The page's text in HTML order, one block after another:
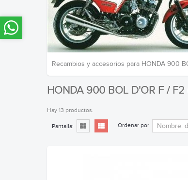
Recambios y accesorios para HONDA 900
HONDA 900 BOL D'OR F / F2
Hay 13 productos.
Pantalla: Ordenar por